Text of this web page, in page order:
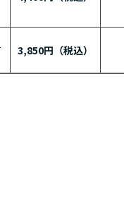
3,850円